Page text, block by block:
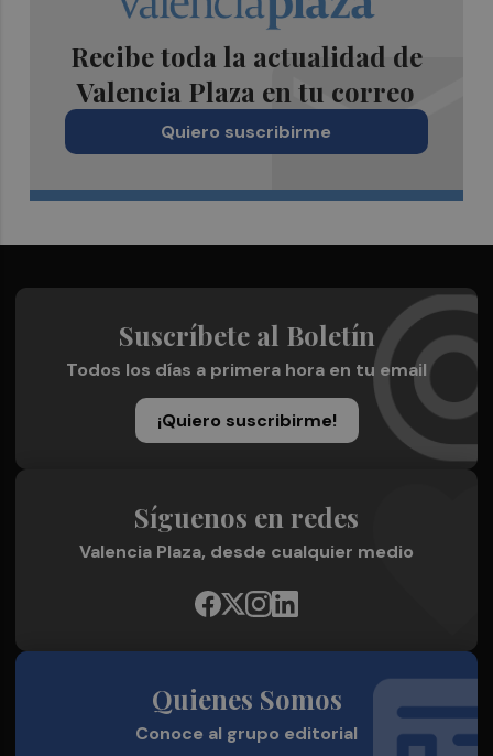
Recibe toda la actualidad de
Valencia Plaza en tu correo
Quiero suscribirme
Suscríbete al Boletín
Todos los días a primera hora en tu email
¡Quiero suscribirme!
Síguenos en redes
Valencia Plaza, desde cualquier medio
Quienes Somos
Conoce al grupo editorial